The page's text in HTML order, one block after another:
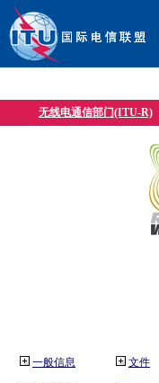
无线电通信部门(ITU-R)
一般信息 文件